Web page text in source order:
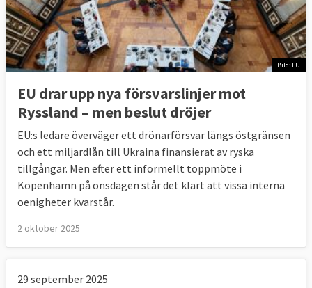
Bild: EU
EU drar upp nya försvarslinjer mot
Ryssland – men beslut dröjer
EU:s ledare överväger ett drönarförsvar längs östgränsen
och ett miljardlån till Ukraina finansierat av ryska
tillgångar. Men efter ett informellt toppmöte i
Köpenhamn på onsdagen står det klart att vissa interna
oenigheter kvarstår.
2 oktober 2025
29 september 2025